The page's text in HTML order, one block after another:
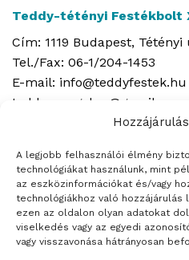
A legjobb felhasználói élmény
technológiákat használunk, mint
az eszközinformációkat és/vagy
technológiákhoz való hozzájárulás
ezen az oldalon olyan adatokat
viselkedés vagy az egyedi
vagy visszavonása hátrányosan
Teddy-tétényi Festékbolt
Cím: 1119 Budapest, Tétényi
Tel./Fax: 06-1/204-1453
E-mail: info@teddyfestek.hu
teddyepvegyker@gmail.com
H – P: 7-18-ig,
SZ: 7:30-14-ig